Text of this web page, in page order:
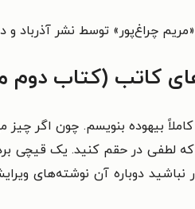
چراغ‌پور» توسط نشر آذرباد‌‫ و در سال ۱۴۰۲ روانهٔ بازار کتاب ایران شده است.
کاتب (کتاب دوم
بیهوده بنویسم. چون اگر چیز
لطفی در حقم کنید. یک قیچی
دوباره آن نوشته‌های